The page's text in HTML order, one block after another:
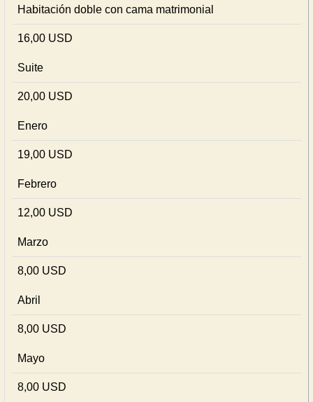
Habitación doble con cama matrimonial
16,00 USD
Suite
20,00 USD
Enero
19,00 USD
Febrero
12,00 USD
Marzo
8,00 USD
Abril
8,00 USD
Mayo
8,00 USD